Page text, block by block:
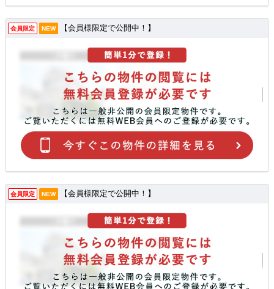
会員限定 NEW 【会員様限定で公開中！】
会員限定 NEW 【会員様限定で公開中！】